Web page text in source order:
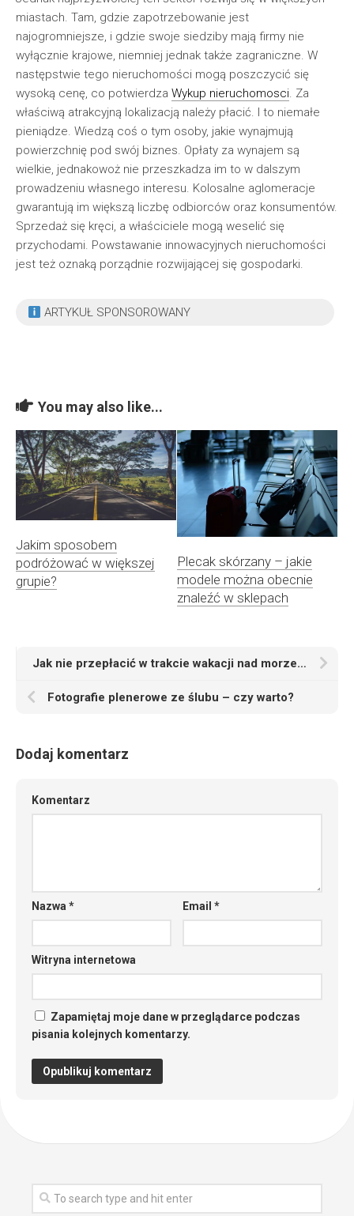
miastach. Tam, gdzie zapotrzebowanie jest
najogromniejsze, i gdzie swoje siedziby mają firmy nie
wyłącznie krajowe, niemniej jednak także zagraniczne. W
następstwie tego nieruchomości mogą poszczycić się
wysoką cenę, co potwierdza Wykup nieruchomosci. Za
właściwą atrakcyjną lokalizacją należy płacić. I to niemałe
pieniądze. Wiedzą coś o tym osoby, jakie wynajmują
powierzchnię pod swój biznes. Opłaty za wynajem są
wielkie, jednakowoż nie przeszkadza im to w dalszym
prowadzeniu własnego interesu. Kolosalne aglomeracje
gwarantują im większą liczbę odbiorców oraz konsumentów.
Sprzedaż się kręci, a właściciele mogą weselić się
przychodami. Powstawanie innowacyjnych nieruchomości
jest też oznaką porządnie rozwijającej się gospodarki.
ARTYKUŁ SPONSOROWANY
You may also like...
Jakim sposobem
podróżować w większej
grupie?
Plecak skórzany – jakie
modele można obecnie
znaleźć w sklepach
Jak nie przepłacić w trakcie wakacji nad morzem? Rozsądnie wybierz nocleg
Fotografie plenerowe ze ślubu – czy warto?
Dodaj komentarz
Komentarz
Nazwa* Email*
Witryna internetowa
Zapamiętaj moje dane w przeglądarce podczas
pisania kolejnych komentarzy.